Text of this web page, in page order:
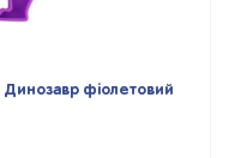
Динозавр фіолетовий